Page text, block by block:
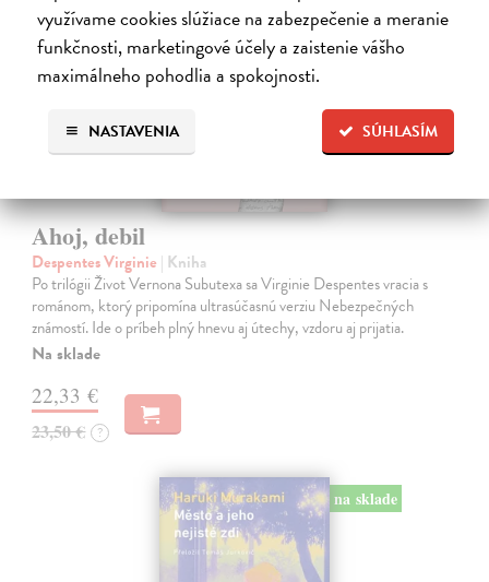
využívame cookies slúžiace na zabezpečenie a meranie
funkčnosti, marketingové účely a zaistenie vášho
maximálneho pohodlia a spokojnosti.
SÚHLASÍM
NASTAVENIA
Ahoj, debil
Despentes Virginie | Kniha
Po trilógii Život Vernona Subutexa sa Virginie Despentes vracia s
románom, ktorý pripomína ultrasúčasnú verziu Nebezpečných
známostí. Ide o príbeh plný hnevu aj útechy, vzdoru aj prijatia.
Na sklade
22,33 €
23,50 € ?
na sklade